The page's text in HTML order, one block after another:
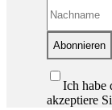
Abonnieren
Ich habe
akzeptiere